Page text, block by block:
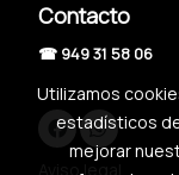
Contacto
☎ 949 31 58 06
Aviso legal
Utilizamos
estadísticos
mejorar